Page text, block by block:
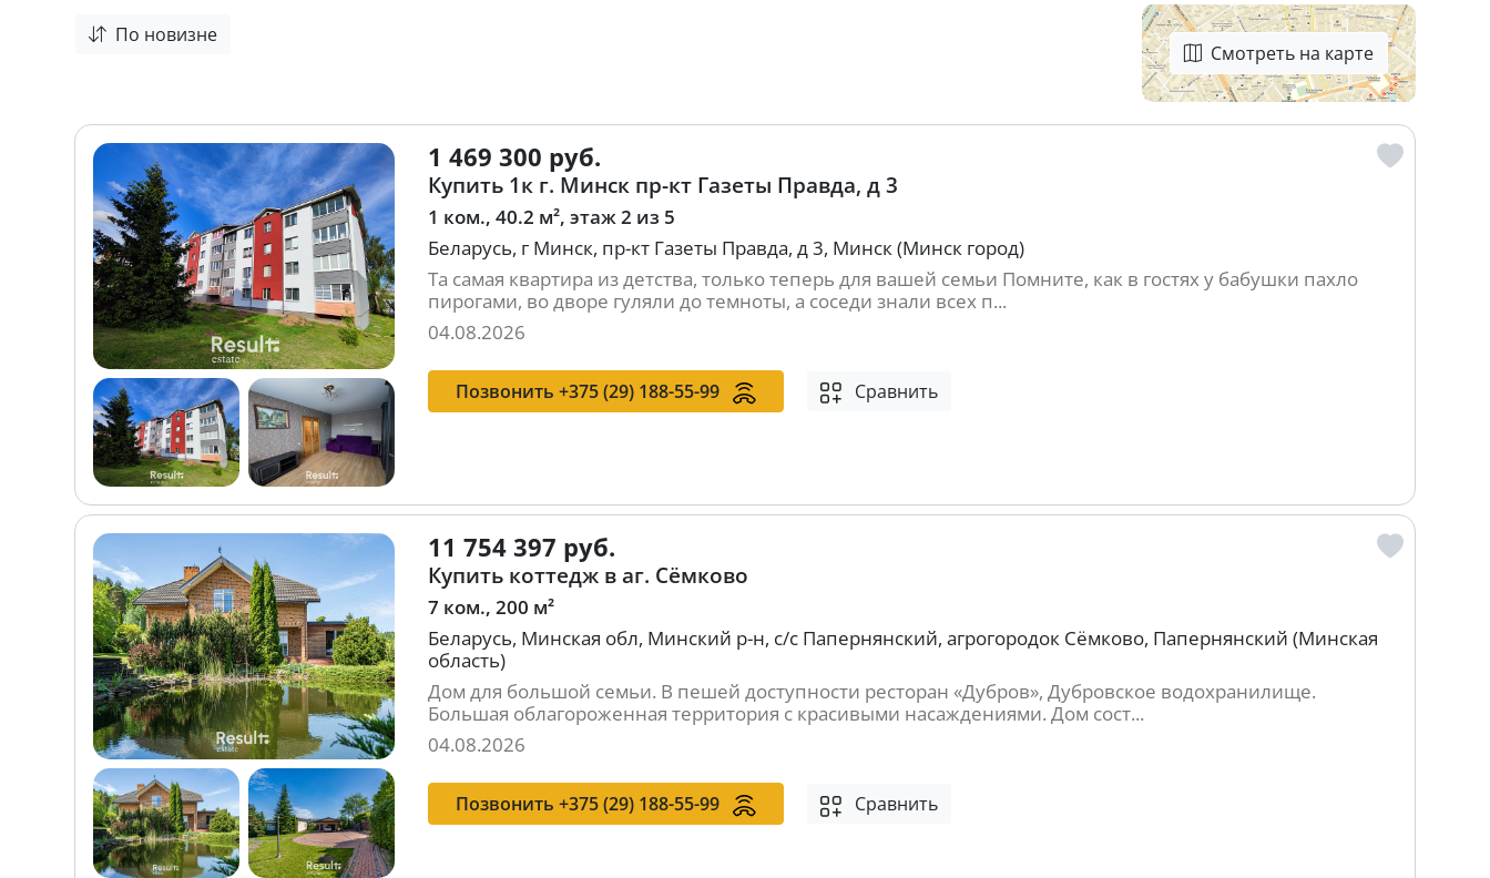
По новизне
Смотреть на карте
1 469 300 руб.
Купить 1к г. Минск пр-кт Газеты Правда, д 3
1 ком., 40.2 м², этаж 2 из 5
Беларусь, г Минск, пр-кт Газеты Правда, д 3, Минск (Минск город)
Та самая квартира из детства, только теперь для вашей семьи Помните, как в гостях у бабушки пахло
пирогами, во дворе гуляли до темноты, а соседи знали всех п...
04.08.2026
Позвонить +375 (29) 188-55-99 Сравнить
11 754 397 руб.
Купить коттедж в аг. Сёмково
7 ком., 200 м²
Беларусь, Минская обл, Минский р-н, c/c Папернянский, агрогородок Сёмково, Папернянский (Минская
область)
Дом для большой семьи. В пешей доступности ресторан «Дубров», Дубровское водохранилище.
Большая облагороженная территория с красивыми насаждениями. Дом сост...
04.08.2026
Позвонить +375 (29) 188-55-99 Сравнить